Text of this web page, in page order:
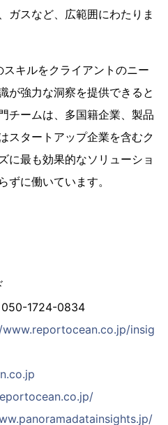
ガスなど、広範囲にわたりま
キルをクライアントのニー
が強力な洞察を提供できると
チームは、多国籍企業、製品
スタートアップ企業を含むク
に最も効果的なソリューショ
ずに働いています。
1724-0834
insig